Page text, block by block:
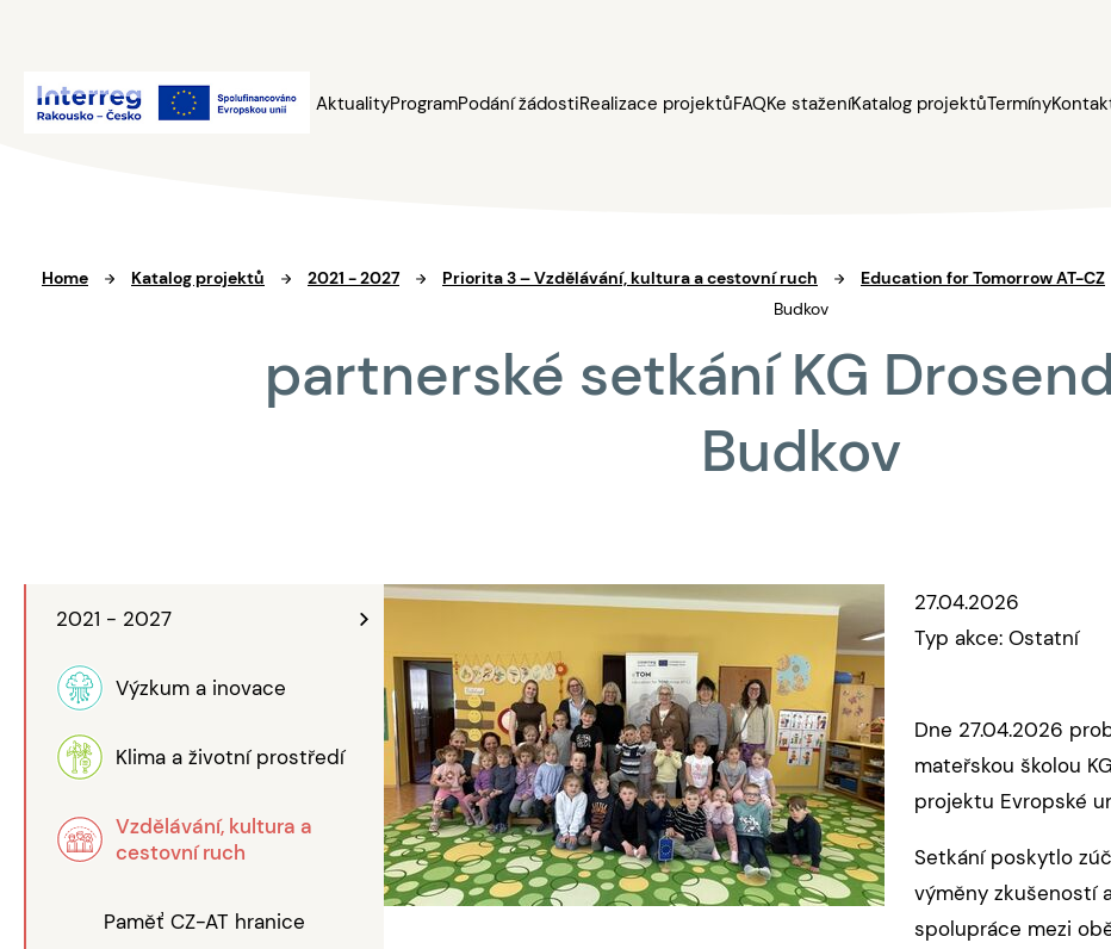
AktualityProgramPodání žádostiRealizace projektůFAQKe staženíKatalog projektůTermíny
Home Katalog projektů 2021 - 2027 Priorita 3 – Vzdělávání, kultura a cestovní ruch Education for Tomorrow AT-CZ
Budkov
partnerské setkání KG
Budkov
2021 - 2027
Výzkum a inovace
Klima a životní prostředí
Vzdělávání, kultura a
cestovní ruch
Paměť CZ-AT hranice
27.04.2026
Typ akce: Ostatní
Dne 27.04.2026
mateřskou školou
projektu Evropské
Setkání poskytlo
výměny zkušeností
spolupráce mezi